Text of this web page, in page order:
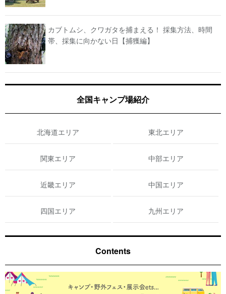
カブトムシ、クワガタを捕まえる！ 採集方法、時間
帯、採集に向かない日【捕獲編】
全国キャンプ場紹介
北海道エリア 東北エリア
関東エリア 中部エリア
近畿エリア 中国エリア
四国エリア 九州エリア
Contents